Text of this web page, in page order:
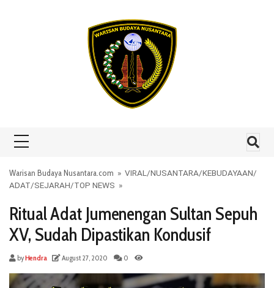
Warisan Budaya Nusantara.com » VIRAL /NUSANTARA/KEBUDAYAAN/
ADAT/SEJARAH/TOP NEWS »
Ritual Adat Jumenengan Sultan Sepuh
XV, Sudah Dipastikan Kondusif
byHendra August 27, 2020 0